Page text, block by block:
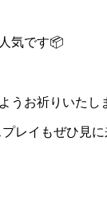
気です📦
うお祈りいたし
レイもぜひ見に